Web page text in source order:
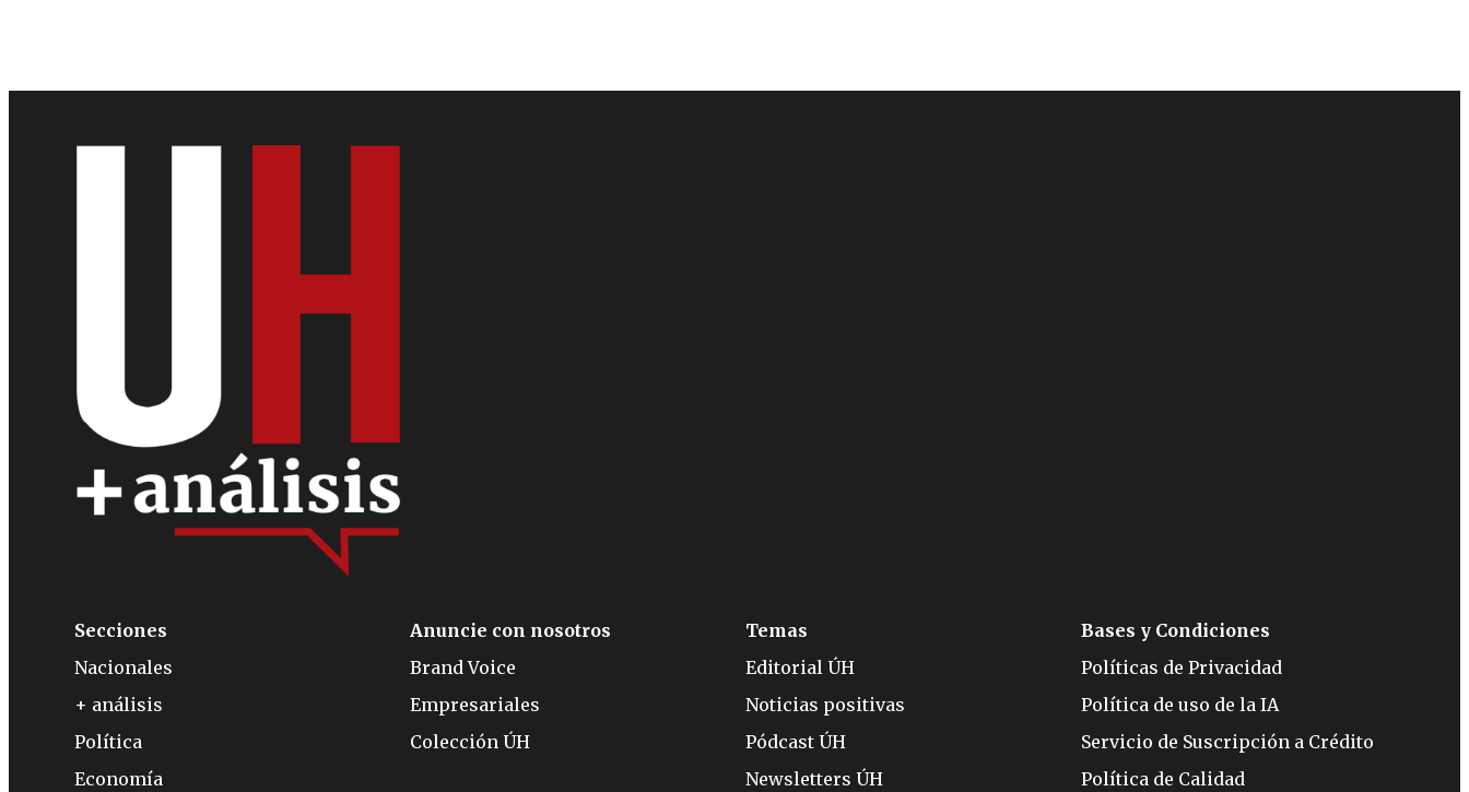
Secciones
Nacionales
+ análisis
Política
Economía
Anuncie con nosotros
Brand Voice
Empresariales
Colección ÚH
Temas
Editorial ÚH
Noticias positivas
Pódcast ÚH
Newsletters ÚH
Bases y Condiciones
Políticas de Privacidad
Política de uso de la IA
Servicio de Suscripción a Crédito
Política de Calidad